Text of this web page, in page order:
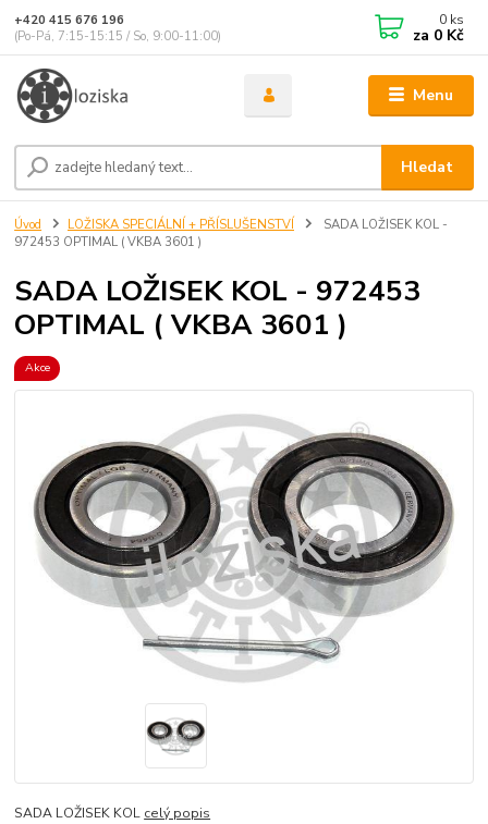
Menu
Hledat
+420 415 676 196
(Po-Pá, 7:15-15:15 / So, 9:00-11:00)
0 ks
za 0 Kč
Úvod LOŽISKA SPECIÁLNÍ + PŘÍSLUŠENSTVÍ
SADA LOŽISEK KOL -
972453 OPTIMAL ( VKBA 3601 )
SADA LOŽISEK KOL - 972453
OPTIMAL ( VKBA 3601 )
Akce
SADA LOŽISEK KOL celý popis